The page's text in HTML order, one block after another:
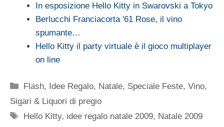
In esposizione Hello Kitty in Swarovski a Tokyo
Berlucchi Franciacorta '61 Rose, il vino
spumante…
Hello Kitty il party virtuale è il gioco multiplayer
on line
Categorie
Flash, Idee Regalo, Natale, Speciale Feste,Vino,
Sigari & Liquori di pregio
Tag
Hello Kitty, idee regalo natale 2009, Natale 2009